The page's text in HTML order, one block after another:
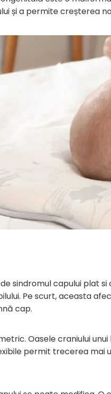
și a permite creșterea
sindromul capului plat
Pe scurt, aceasta
cap.
Oasele craniului
permit trecerea mai